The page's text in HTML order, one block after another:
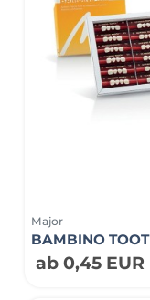
Major
BAMBINO
ab 0,45 EUR